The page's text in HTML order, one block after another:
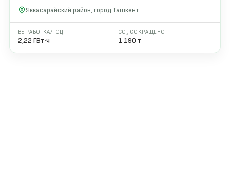
Яккасарайский район, город Ташкент
ВЫРАБОТКА/ГОД
2,22 ГВт·ч
CO₂ СОКРАЩЕНО
1 190 т